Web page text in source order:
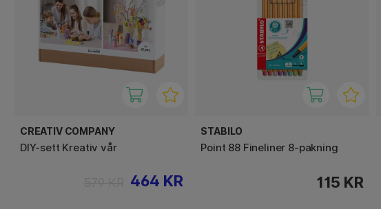
CREATIV COMPANY
DIY-sett Kreativ vår
464 KR
STABILO
Point 88 Fineliner 8-pakning
115 KR